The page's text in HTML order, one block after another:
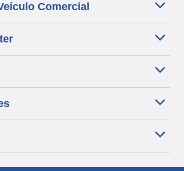
Comercial